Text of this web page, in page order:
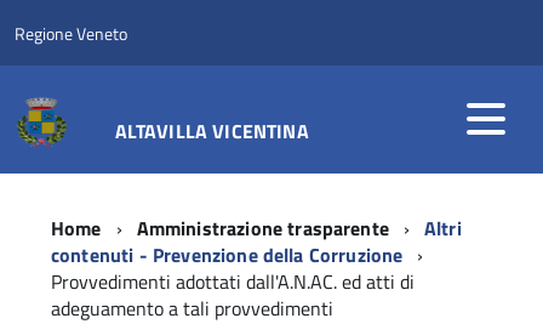
Regione Veneto
ALTAVILLA VICENTINA
Home Amministrazione trasparente
Altri
contenuti - Prevenzione della Corruzione
Provvedimenti adottati dall'A.N.AC. ed atti di
adeguamento a tali provvedimenti